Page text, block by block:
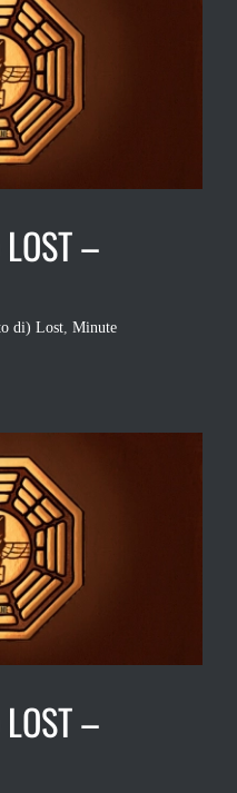
–
di) Lost, Minute
–